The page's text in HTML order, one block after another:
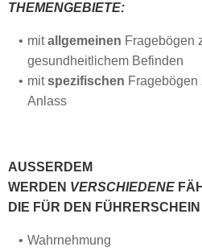
THEMENGEBIETE:
mitallgemeinen Fragebögen
gesundheitlichem Befinden
mitspezifischen Fragebögen
Anlass
AUSSERDEM
WERDEN VERSCHIEDENE
DIE FÜR DEN
Wahrnehmung